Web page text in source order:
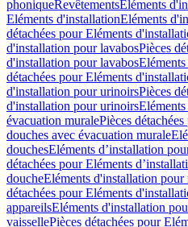
phoniqueRevêtementsEléments
Eléments d'installationEléments
détachées pour Eléments
d'installation pour lavabosPièces
d'installation pour lavabos
détachées pour Eléments
d'installation pour urinoirsPièces
d'installation pour urinoirs
évacuation muralePièces
douches avec évacuation murale
douchesEléments d’installation
détachées pour Eléments
doucheEléments d'installation pour
détachées pour Eléments
appareilsEléments d'installation
vaissellePièces détachées pour